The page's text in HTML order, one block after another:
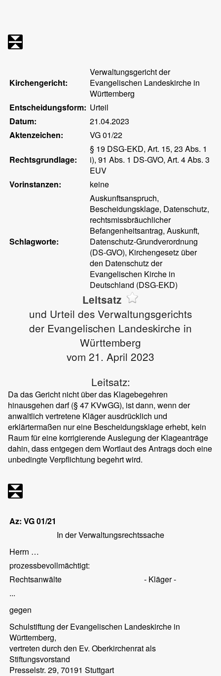
Kirchengericht:
Verwaltungsgericht der
Evangelischen Landeskirche in
Württemberg
Entscheidungsform: Urteil
Datum:
21.04.2023
Aktenzeichen:
VG 01/22
Rechtsgrundlage:
§ 19 DSG-EKD, Art. 15, 23 Abs. 1
i), 91 Abs. 1 DS-GVO, Art. 4 Abs. 3
EUV
Vorinstanzen:
keine
Schlagworte:
Auskunftsanspruch,
Bescheidungsklage, Datenschutz,
rechtsmissbräuchlicher
Befangenheitsantrag, Auskunft,
Datenschutz-Grundverordnung
(DS-GVO), Kirchengesetz über
den Datenschutz der
Evangelischen Kirche in
Deutschland (DSG-EKD)
Leitsatz
und Urteil des Verwaltungsgerichts
der Evangelischen Landeskirche in
Württemberg
vom 21. April 2023
Leitsatz:
Da das Gericht nicht über das Klagebegehren
hinausgehen darf (§ 47 KVwGG), ist dann, wenn der
anwaltlich vertretene Kläger ausdrücklich und
erklärtermaßen nur eine Bescheidungsklage erhebt, kein
Raum für eine korrigierende Auslegung der Klageanträge
dahin, dass entgegen dem Wortlaut des Antrags doch eine
unbedingte Verpflichtung begehrt wird.
Az: VG 01/21
In der Verwaltungsrechtssache
Herrn …
prozessbevollmächtigt:
Rechtsanwälte
- Kläger -
...
gegen
Schulstiftung der Evangelischen Landeskirche in
Württemberg,
vertreten durch den Ev. Oberkirchenrat als
Stiftungsvorstand
Presselstr. 29, 70191 Stuttgart